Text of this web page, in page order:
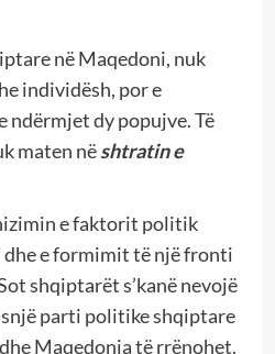
në Maqedoni, nuk
individësh, por e
ndërmjet dy popujve. Të
maten nështratin e
e faktorit politik
e formimit të një fronti
shqiptarët s’kanë nevojë
parti politike shqiptare
Maqedonia të rrënohet.